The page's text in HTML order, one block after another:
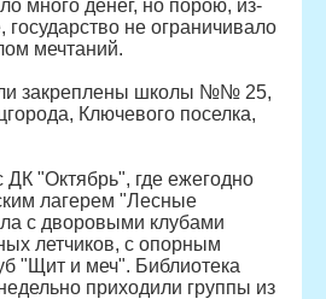
много денег, но порою, из-
не ограничивало
мечтаний.
закреплены школы №№ 25,
Ключевого поселка,
ДК "Октябрь", где ежегодно
лагерем "Лесные
с дворовыми клубами
летчиков, с опорным
"Щит и меч". Библиотека
приходили группы из